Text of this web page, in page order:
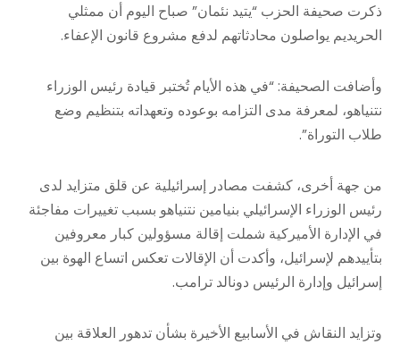
ذكرت صحيفة الحزب “يتيد نئمان” صباح اليوم أن ممثلي
الحريديم يواصلون محادثاتهم لدفع مشروع قانون الإعفاء.
وأضافت الصحيفة: “في هذه الأيام تُختبر قيادة رئيس الوزراء
نتنياهو، لمعرفة مدى التزامه بوعوده وتعهداته بتنظيم وضع
طلاب التوراة”.
من جهة أخرى، كشفت مصادر إسرائيلية عن قلق متزايد لدى
رئيس الوزراء الإسرائيلي بنيامين نتنياهو بسبب تغييرات مفاجئة
في الإدارة الأميركية شملت إقالة مسؤولين كبار معروفين
بتأييدهم لإسرائيل، وأكدت أن الإقالات تعكس اتساع الهوة بين
إسرائيل وإدارة الرئيس دونالد ترامب.
وتزايد النقاش في الأسابيع الأخيرة بشأن تدهور العلاقة بين